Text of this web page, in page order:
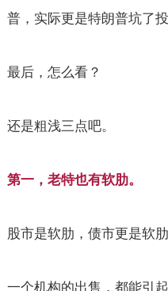
普，实际更是特朗普坑了投
最后，怎么看？
还是粗浅三点吧。
第一，老特也有软肋。
股市是软肋，债市更是软肋
一个机构的出售，都能引